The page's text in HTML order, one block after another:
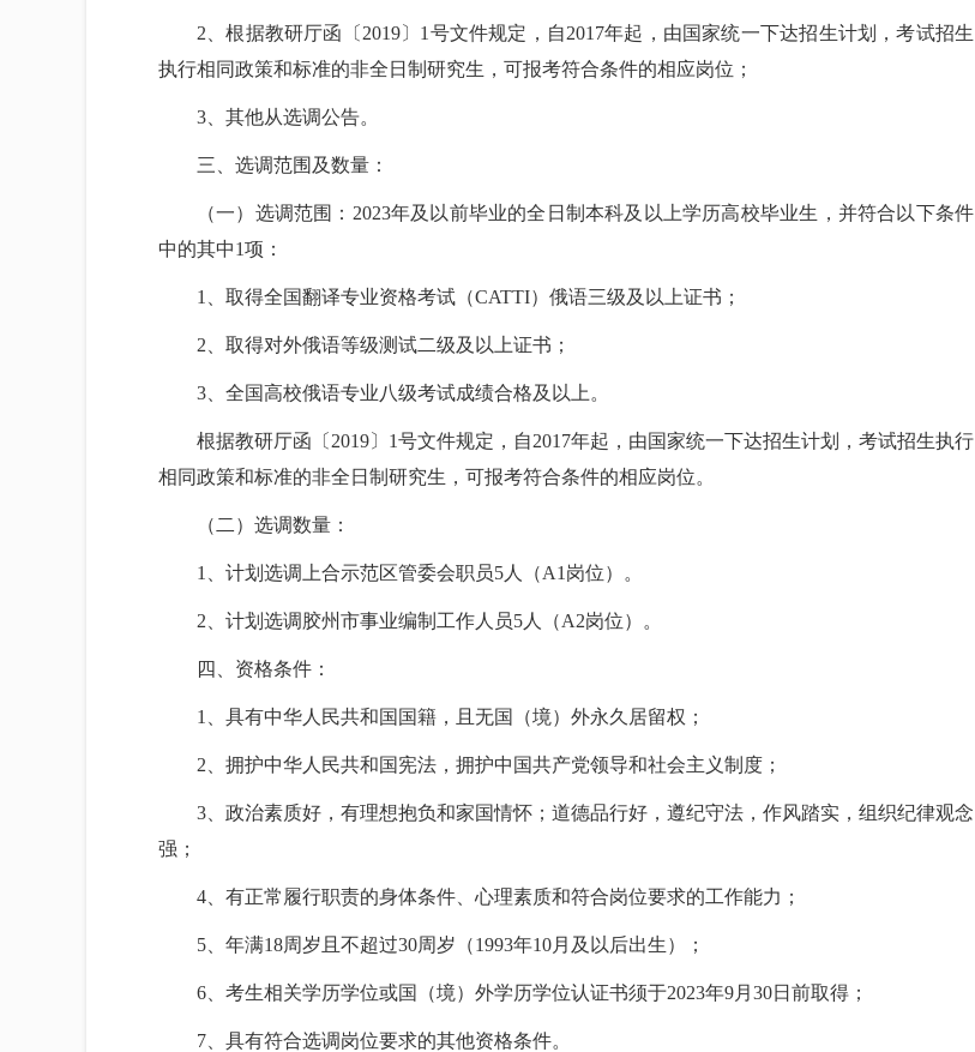
2、根据教研厅函〔2019〕1号文件规定，自2017年起，由国家统一下达招生计划，考试招生
执行相同政策和标准的非全日制研究生，可报考符合条件的相应岗位；
3、其他从选调公告。
三、选调范围及数量：
（一）选调范围：2023年及以前毕业的全日制本科及以上学历高校毕业生，并符合以下条件
中的其中1项：
1、取得全国翻译专业资格考试（CATTI）俄语三级及以上证书；
2、取得对外俄语等级测试二级及以上证书；
3、全国高校俄语专业八级考试成绩合格及以上。
根据教研厅函〔2019〕1号文件规定，自2017年起，由国家统一下达招生计划，考试招生执行
相同政策和标准的非全日制研究生，可报考符合条件的相应岗位。
（二）选调数量：
1、计划选调上合示范区管委会职员5人（A1岗位）。
2、计划选调胶州市事业编制工作人员5人（A2岗位）。
四、资格条件：
1、具有中华人民共和国国籍，且无国（境）外永久居留权；
2、拥护中华人民共和国宪法，拥护中国共产党领导和社会主义制度；
3、政治素质好，有理想抱负和家国情怀；道德品行好，遵纪守法，作风踏实，组织纪律观念
强；
4、有正常履行职责的身体条件、心理素质和符合岗位要求的工作能力；
5、年满18周岁且不超过30周岁（1993年10月及以后出生）；
6、考生相关学历学位或国（境）外学历学位认证书须于2023年9月30日前取得；
7、具有符合选调岗位要求的其他资格条件。